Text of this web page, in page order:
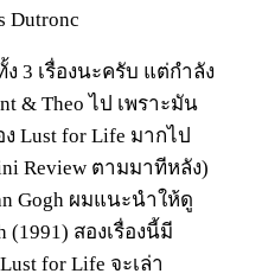
Dutronc
3 เรื่องนะครับ แต่กำลัง
& Theo ไป เพราะมัน
Lust for Life มากไป
Review ตามมาทีหลัง)
Gogh ผมแนะนำให้ดู
(1991) สองเรื่องนี้มี
for Life จะเล่า